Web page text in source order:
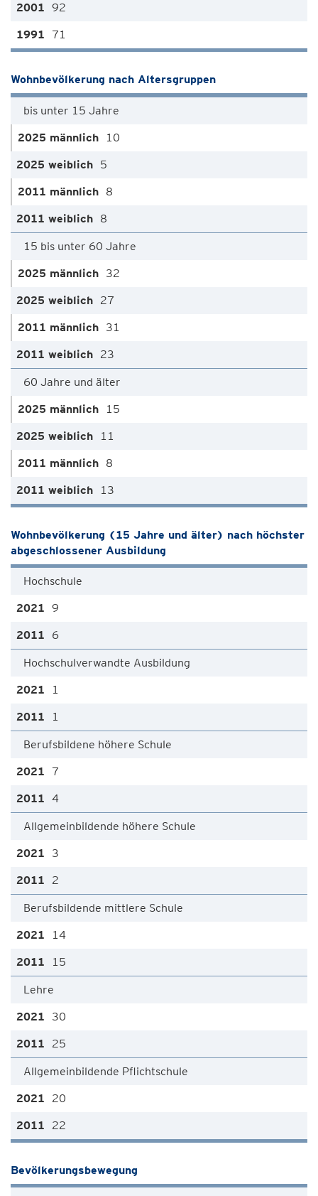
92
71
Wohnbevölkerung nach Altersgruppen
bis unter 15 Jahre
10
5
8
8
15 bis unter 60 Jahre
32
27
31
23
60 Jahre und älter
15
11
8
13
Wohnbevölkerung (15 Jahre und älter) nach höchster
abgeschlossener Ausbildung
Hochschule
9
6
Hochschulverwandte Ausbildung
1
1
Berufsbildene höhere Schule
7
4
Allgemeinbildende höhere Schule
3
2
Berufsbildende mittlere Schule
14
15
Lehre
30
25
Allgemeinbildende Pflichtschule
20
22
Bevölkerungsbewegung